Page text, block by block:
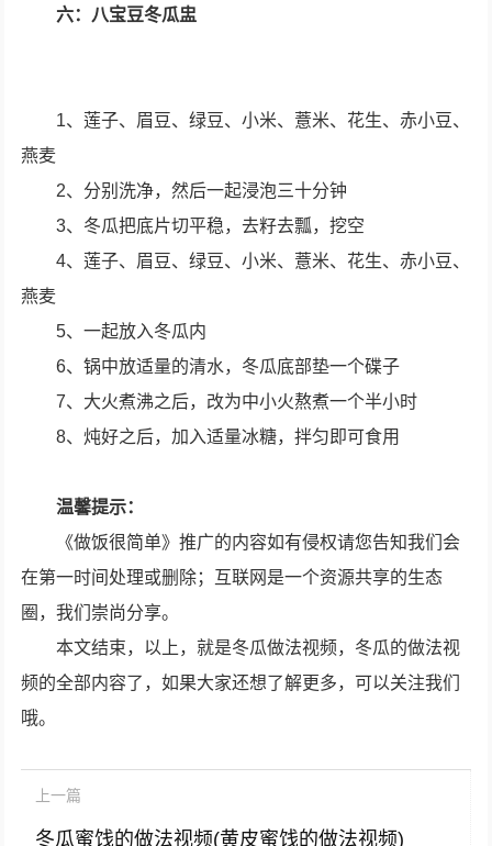
六：八宝豆冬瓜盅
1、莲子、眉豆、绿豆、小米、薏米、花生、赤小豆、
燕麦
2、分别洗净，然后一起浸泡三十分钟
3、冬瓜把底片切平稳，去籽去瓢，挖空
4、莲子、眉豆、绿豆、小米、薏米、花生、赤小豆、
燕麦
5、一起放入冬瓜内
6、锅中放适量的清水，冬瓜底部垫一个碟子
7、大火煮沸之后，改为中小火熬煮一个半小时
8、炖好之后，加入适量冰糖，拌匀即可食用
温馨提示：
《做饭很简单》推广的内容如有侵权请您告知我们会
在第一时间处理或删除；互联网是一个资源共享的生态
圈，我们崇尚分享。
本文结束，以上，就是冬瓜做法视频，冬瓜的做法视
频的全部内容了，如果大家还想了解更多，可以关注我们
哦。
上一篇
冬瓜蜜饯的做法视频(黄皮蜜饯的做法视频)